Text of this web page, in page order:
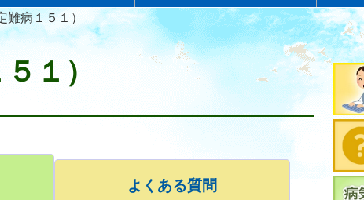
病１５１）
１）
よくある質問